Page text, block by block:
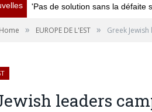
'Pas de solution sans la défaite
Home » EUROPE DE L'EST » Greek
leaders